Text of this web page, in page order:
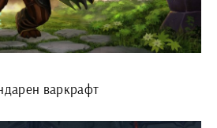
варкрафт